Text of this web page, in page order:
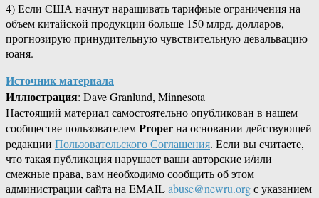
4) Если США начнут наращивать тарифные ограничения на
объем китайской продукции больше 150 млрд. долларов,
прогнозирую принудительную чувствительную девальвацию
юаня.
Источник материала
Иллюстрация: Dave Granlund, Minnesota
Настоящий материал самостоятельно опубликован в нашем
сообществе пользователемProperна основании действующей
редакции Пользовательского Соглашения. Если вы считаете,
что такая публикация нарушает ваши авторские и/или
смежные права, вам необходимо сообщить об этом
администрации сайта на EMAILabuse@newru.orgс указанием